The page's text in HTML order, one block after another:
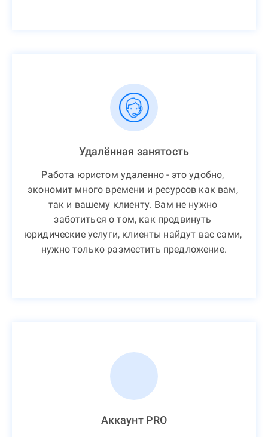
Удалённая занятость
Работа юристом удаленно - это удобно,
экономит много времени и ресурсов как вам,
так и вашему клиенту. Вам не нужно
заботиться о том, как продвинуть
юридические услуги, клиенты найдут вас сами,
нужно только разместить предложение.
Аккаунт PRO